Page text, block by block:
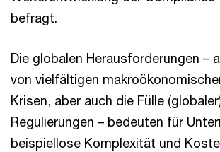
befragt.
Die globalen Herausforderungen –
von vielfältigen
Krisen, aber auch die Fülle
Regulierungen – bedeuten für
beispiellose Komplexität und